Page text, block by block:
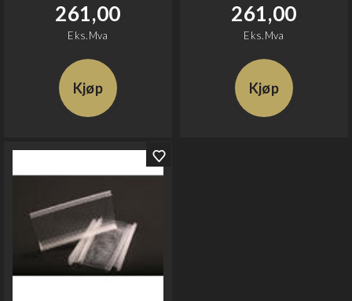
261,00
Eks.Mva
Kjøp
261,00
Eks.Mva
Kjøp